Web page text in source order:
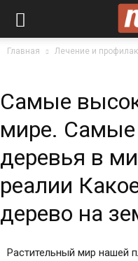
Главная Лечение и
Самые
мире.
деревья в
реалии
дерево на
Растительный мир нашей